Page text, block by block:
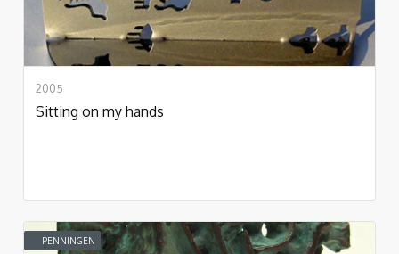
2005
Sitting on my hands
PENNINGEN